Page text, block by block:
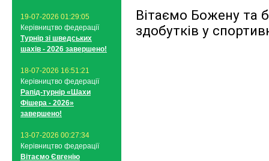
19-07-2026 01:29:05
Керівництво федерації
Турнір зі шведських
шахів - 2026 завершено!
18-07-2026 16:51:21
Керівництво федерації
Рапід-турнір «Шахи
Фішера - 2026»
завершено!
13-07-2026 00:27:34
Керівництво федерації
Вітаємо Євгенію
Вітаємо Божену та
здобутків у